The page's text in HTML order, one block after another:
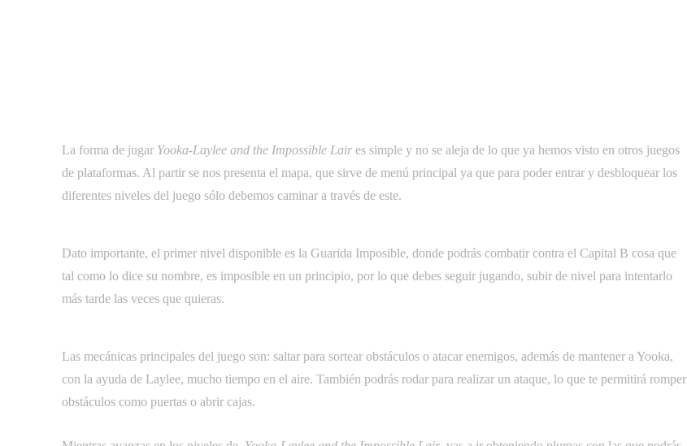
La forma de jugar  Yooka-Laylee and the Impossible Lair  es simple y no se aleja de lo que ya hemos visto en otros juegos
de plataformas. Al partir se nos presenta el mapa, que sirve de menú principal ya que para poder entrar y desbloquear los
diferentes niveles del juego sólo debemos caminar a través de este.
Dato importante, el primer nivel disponible es la Guarida Imposible, donde podrás combatir contra el Capital B cosa que
tal como lo dice su nombre, es imposible en un principio, por lo que debes seguir jugando, subir de nivel para intentarlo
más tarde las veces que quieras.
Las mecánicas principales del juego son: saltar para sortear obstáculos o atacar enemigos, además de mantener a Yooka,
con la ayuda de Laylee, mucho tiempo en el aire. También podrás rodar para realizar un ataque, lo que te permitirá romper
obstáculos como puertas o abrir cajas.